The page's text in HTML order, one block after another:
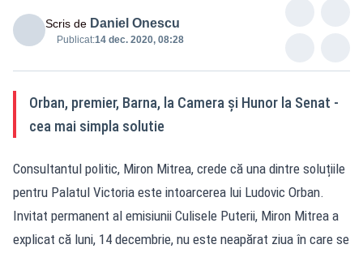
Scris de Daniel Onescu
Publicat:14 dec. 2020, 08:28
Orban, premier, Barna, la Camera și Hunor la Senat -
cea mai simpla solutie
Consultantul politic, Miron Mitrea, crede că una dintre soluțiile
pentru Palatul Victoria este intoarcerea lui Ludovic Orban.
Invitat permanent al emisiunii Culisele Puterii, Miron Mitrea a
explicat că luni, 14 decembrie, nu este neapărat ziua în care se